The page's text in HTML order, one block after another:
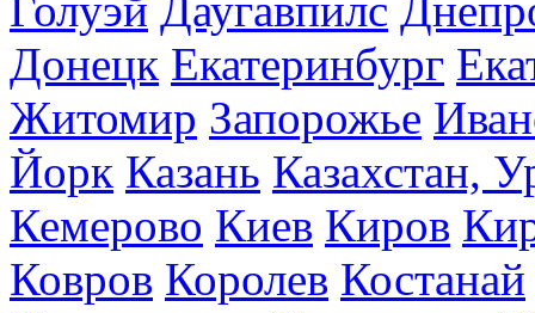
Донецк Екатеринбург
Житомир Запорожье
Йорк Казань Казахстан,
Кемерово Киев Киров
Ковров Королев Костанай